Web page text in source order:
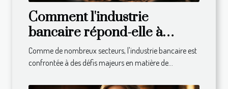
Comment l'industrie
bancaire répond-elle à
l'appel du développement
durable ?
Comme de nombreux secteurs, l'industrie bancaire est
confrontée à des défis majeurs en matière de...